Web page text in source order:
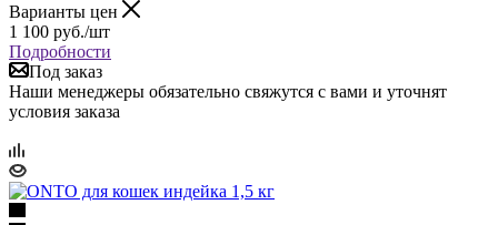
Варианты цен
1 100 руб./шт
Подробности
Под заказ
Наши менеджеры обязательно свяжутся с вами и уточнят
условия заказа